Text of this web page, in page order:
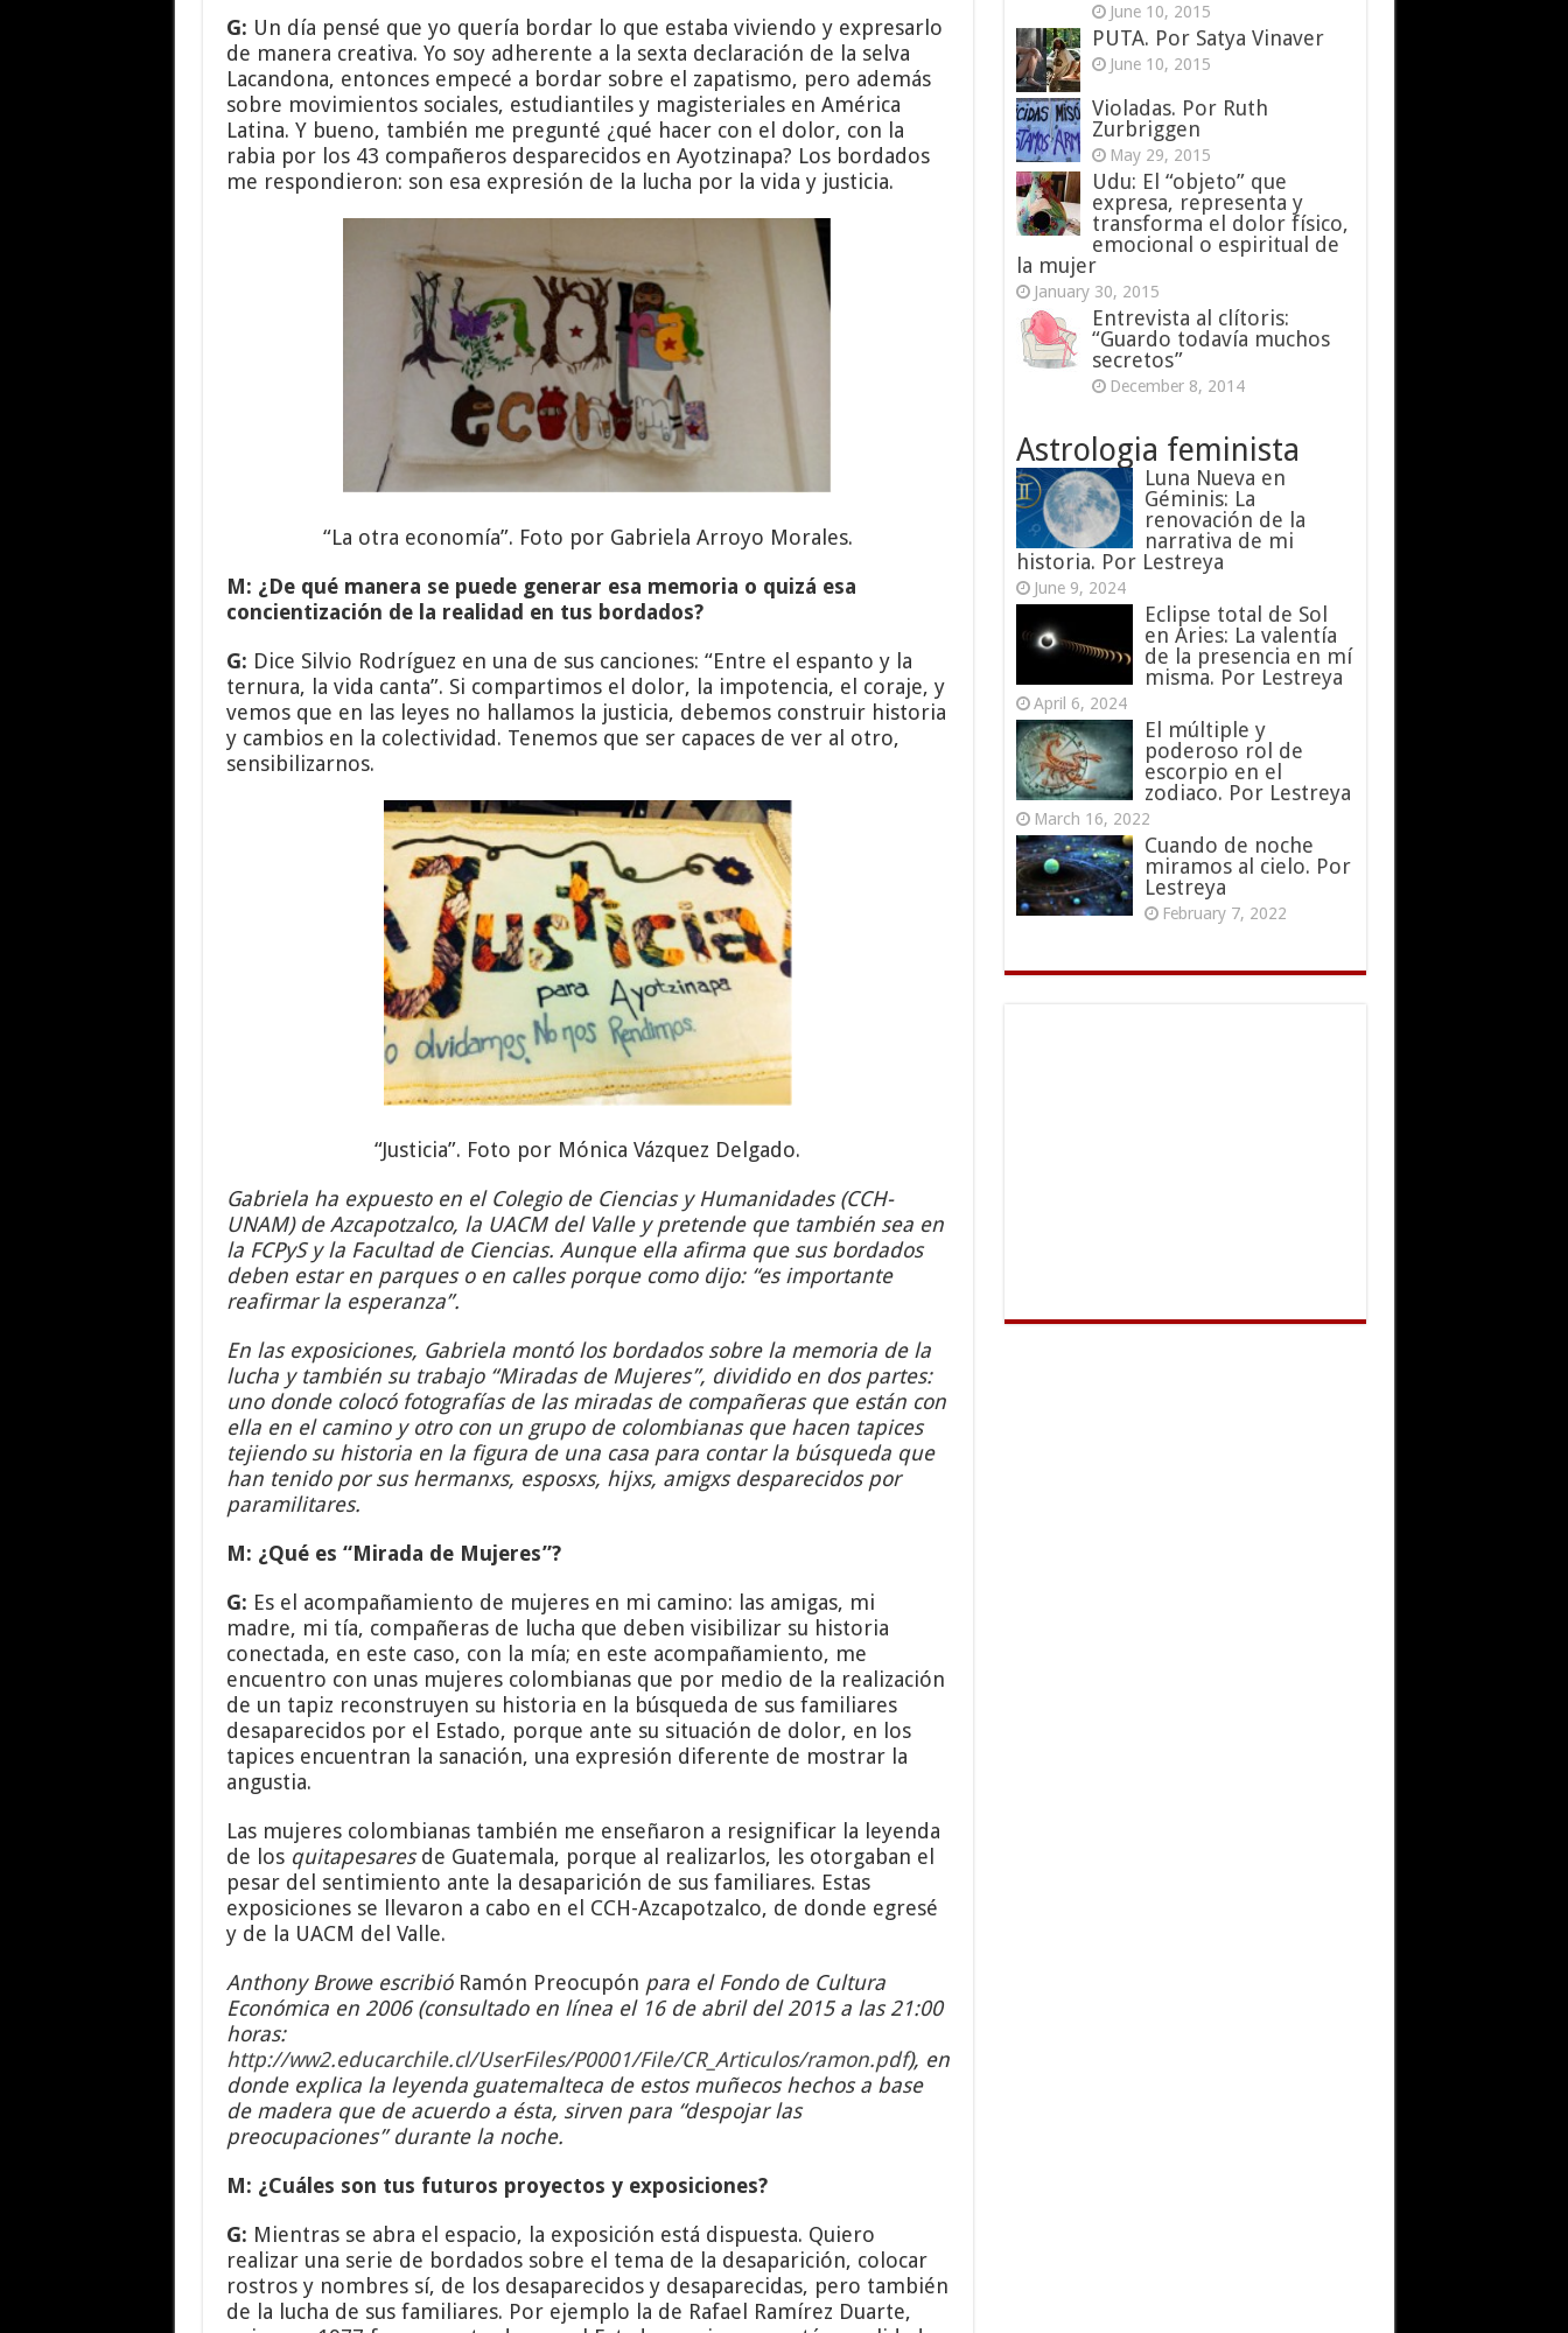
G: Un día pensé que yo quería bordar lo que estaba viviendo y expresarlo
de manera creativa. Yo soy adherente a la sexta declaración de la selva
Lacandona, entonces empecé a bordar sobre el zapatismo, pero además
sobre movimientos sociales, estudiantiles y magisteriales en América
Latina. Y bueno, también me pregunté ¿qué hacer con el dolor, con la
rabia por los 43 compañeros desparecidos en Ayotzinapa? Los bordados
me respondieron: son esa expresión de la lucha por la vida y justicia.
“La otra economía”. Foto por Gabriela Arroyo Morales.
M: ¿De qué manera se puede generar esa memoria o quizá esa
concientización de la realidad en tus bordados?
G: Dice Silvio Rodríguez en una de sus canciones: “Entre el espanto y la
ternura, la vida canta”. Si compartimos el dolor, la impotencia, el coraje, y
vemos que en las leyes no hallamos la justicia, debemos construir historia
y cambios en la colectividad. Tenemos que ser capaces de ver al otro,
sensibilizarnos.
“Justicia”. Foto por Mónica Vázquez Delgado.
Gabriela ha expuesto en el Colegio de Ciencias y Humanidades (CCH-
UNAM) de Azcapotzalco, la UACM del Valle y pretende que también sea en
la FCPyS y la Facultad de Ciencias. Aunque ella afirma que sus bordados
deben estar en parques o en calles porque como dijo: “es importante
reafirmar la esperanza”.
En las exposiciones, Gabriela montó los bordados sobre la memoria de la
lucha y también su trabajo “Miradas de Mujeres”, dividido en dos partes:
uno donde colocó fotografías de las miradas de compañeras que están con
ella en el camino y otro con un grupo de colombianas que hacen tapices
tejiendo su historia en la figura de una casa para contar la búsqueda que
han tenido por sus hermanxs, esposxs, hijxs, amigxs desparecidos por
paramilitares.
M: ¿Qué es “Mirada de Mujeres”?
G: Es el acompañamiento de mujeres en mi camino: las amigas, mi
madre, mi tía, compañeras de lucha que deben visibilizar su historia
conectada, en este caso, con la mía; en este acompañamiento, me
encuentro con unas mujeres colombianas que por medio de la realización
de un tapiz reconstruyen su historia en la búsqueda de sus familiares
desaparecidos por el Estado, porque ante su situación de dolor, en los
tapices encuentran la sanación, una expresión diferente de mostrar la
angustia.
Las mujeres colombianas también me enseñaron a resignificar la leyenda
de los quitapesares de Guatemala, porque al realizarlos, les otorgaban el
pesar del sentimiento ante la desaparición de sus familiares. Estas
exposiciones se llevaron a cabo en el CCH-Azcapotzalco, de donde egresé
y de la UACM del Valle.
Anthony Browe escribió Ramón Preocupón para el Fondo de Cultura
Económica en 2006 (consultado en línea el 16 de abril del 2015 a las 21:00
horas:
http://ww2.educarchile.cl/UserFiles/P0001/File/CR_Articulos/ramon.pdf), en
donde explica la leyenda guatemalteca de estos muñecos hechos a base
de madera que de acuerdo a ésta, sirven para “despojar las
preocupaciones” durante la noche.
M: ¿Cuáles son tus futuros proyectos y exposiciones?
G: Mientras se abra el espacio, la exposición está dispuesta. Quiero
realizar una serie de bordados sobre el tema de la desaparición, colocar
rostros y nombres sí, de los desaparecidos y desaparecidas, pero también
de la lucha de sus familiares. Por ejemplo la de Rafael Ramírez Duarte,
June 10, 2015
PUTA. Por Satya Vinaver
June 10, 2015
Violadas. Por Ruth
Zurbriggen
May 29, 2015
Udu: El “objeto” que
expresa, representa y
transforma el dolor físico,
emocional o espiritual de
la mujer
January 30, 2015
Entrevista al clítoris:
“Guardo todavía muchos
secretos”
December 8, 2014
Astrologia feminista
Luna Nueva en
Géminis: La
renovación de la
narrativa de mi
historia. Por Lestreya
June 9, 2024
Eclipse total de Sol
en Aries: La valentía
de la presencia en mí
misma. Por Lestreya
April 6, 2024
El múltiple y
poderoso rol de
escorpio en el
zodiaco. Por Lestreya
March 16, 2022
Cuando de noche
miramos al cielo. Por
Lestreya
February 7, 2022